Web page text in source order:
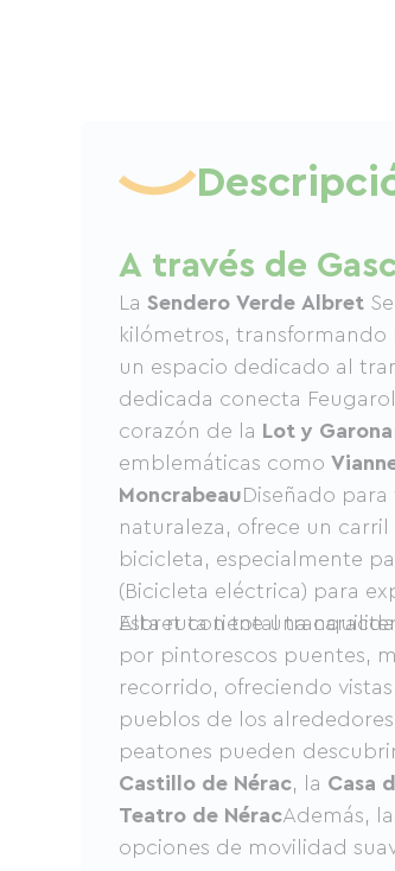
A través de
La Sendero Verde Albret
kilómetros,
un espacio dedicado al
dedicada conecta
corazón de la Lot y Garona
emblemáticas como
Moncrabeau Diseñado
naturaleza, ofrece un
bicicleta, especialmente
(Bicicleta eléctrica) para
Albret con total
Esta ruta tiene una
por pintorescos puentes,
recorrido, ofreciendo
pueblos de los
peatones pueden
Castillo de Nérac, la Casa
Teatro de NéracAdemás,
opciones de movilidad